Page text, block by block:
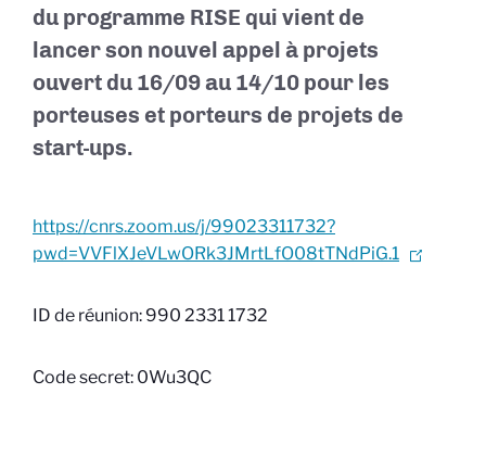
du programme RISE qui vient de
lancer son nouvel appel à projets
ouvert du 16/09 au 14/10 pour les
porteuses et porteurs de projets de
start-ups.
https://cnrs.zoom.us/j/99023311732?
pwd=VVFlXJeVLwORk3JMrtLfO08tTNdPiG.1
ID de réunion: 990 2331 1732
Code secret: 0Wu3QC